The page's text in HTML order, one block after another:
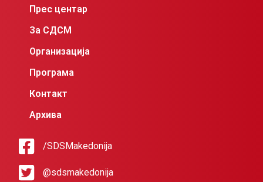
Прес центар
За СДСМ
Организација
Програма
Контакт
Архива
/SDSMakedonija
@sdsmakedonija